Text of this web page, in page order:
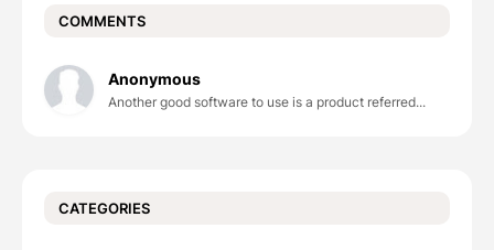
COMMENTS
Anonymous
Another good software to use is a product referred...
CATEGORIES